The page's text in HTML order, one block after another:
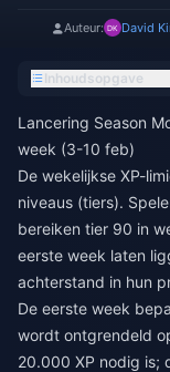
Auteur: David
Inhoudsopgave
Lancering Season
week (3-10 feb)
De wekelijkse XP-
niveaus (tiers).
bereiken tier 90 in
eerste week laten
achterstand in hun
De eerste week
wordt ontgrendeld
20.000 XP nodig is;